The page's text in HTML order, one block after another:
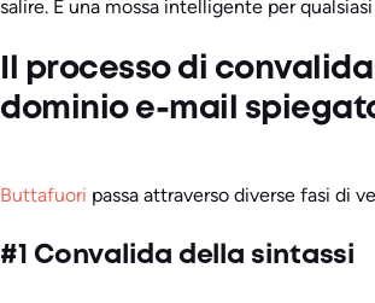
salire. È una mossa intelligente per
Il processo di convalida
dominio e-mail
Buttafuori passa attraverso diverse fasi di
#1 Convalida della sintassi